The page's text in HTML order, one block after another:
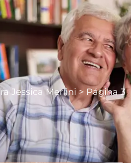
Jessica Merlini> Página 3